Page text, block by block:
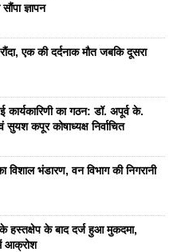
ज्ञापन
एक की दर्दनाक मौत जबकि दूसरा
कार्यकारिणी का गठन: डॉ. अपूर्व के.
कपूर कोषाध्यक्ष निर्वाचित
भंडारण, वन विभाग की निगरानी
हस्तक्षेप के बाद दर्ज हुआ मुकदमा,
में आक्रोश